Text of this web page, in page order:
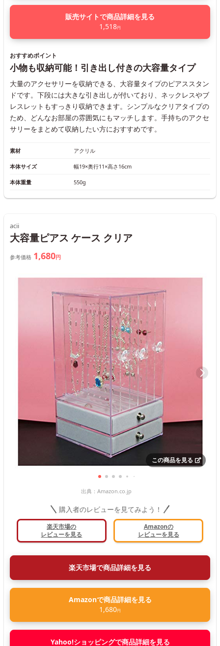
販売サイトで商品詳細を見る
1,518円
おすすめポイント
小物も収納可能！引き出し付きの大容量タイプ
大量のアクセサリーを収納できる、大容量タイプのピアススタン
ドです。下段には大きな引き出しが付いており、ネックレスやブ
レスレットもすっきり収納できます。シンプルなクリアタイプの
ため、どんなお部屋の雰囲気にもマッチします。手持ちのアクセ
サリーをまとめて収納したい方におすすめです。
素材 アクリル
本体サイズ 幅19×奥行11×高さ16cm
本体重量 550g
acii
大容量ピアス ケース クリア
参考価格 1,680円
この商品を見る
出典： Amazon.co.jp
購入者のレビューを見てみよう！
楽天市場の
レビューを見る
Amazonの
レビューを見る
楽天市場で商品詳細を見る
Amazonで商品詳細を見る
1,680円
Yahoo!ショッピングで商品詳細を見る